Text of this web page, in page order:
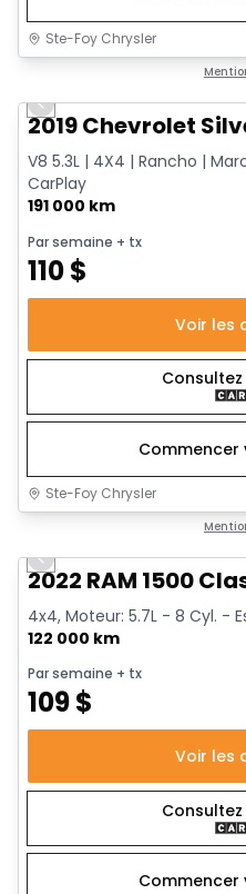
Ste-Foy Chrysler
Previous slide
2019 Chevrolet
V8 5.3L | 4X4 | Rancho |
CarPlay
191 000 km
Par semaine + tx
110$
Voir les
Ste-Foy Chrysler
Previous slide
2022 RAM 1500
4x4, Moteur: 5.7L - 8 Cyl. -
122 000 km
Par semaine + tx
109$
Voir les